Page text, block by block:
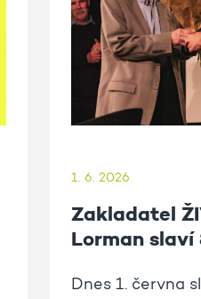
1. 6. 2026
Zakladatel
Lorman
Dnes 1. června